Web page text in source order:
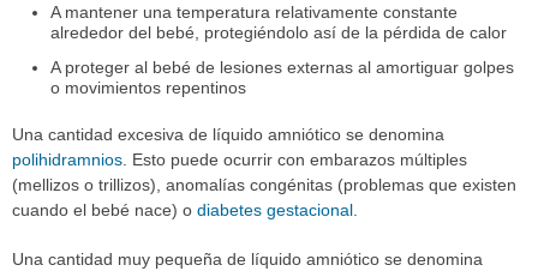
A mantener una temperatura relativamente constante
alrededor del bebé, protegiéndolo así de la pérdida de calor
A proteger al bebé de lesiones externas al amortiguar golpes
o movimientos repentinos
Una cantidad excesiva de líquido amniótico se denomina
polihidramnios. Esto puede ocurrir con embarazos múltiples
(mellizos o trillizos), anomalías congénitas (problemas que existen
cuando el bebé nace) o diabetes gestacional.
Una cantidad muy pequeña de líquido amniótico se denomina